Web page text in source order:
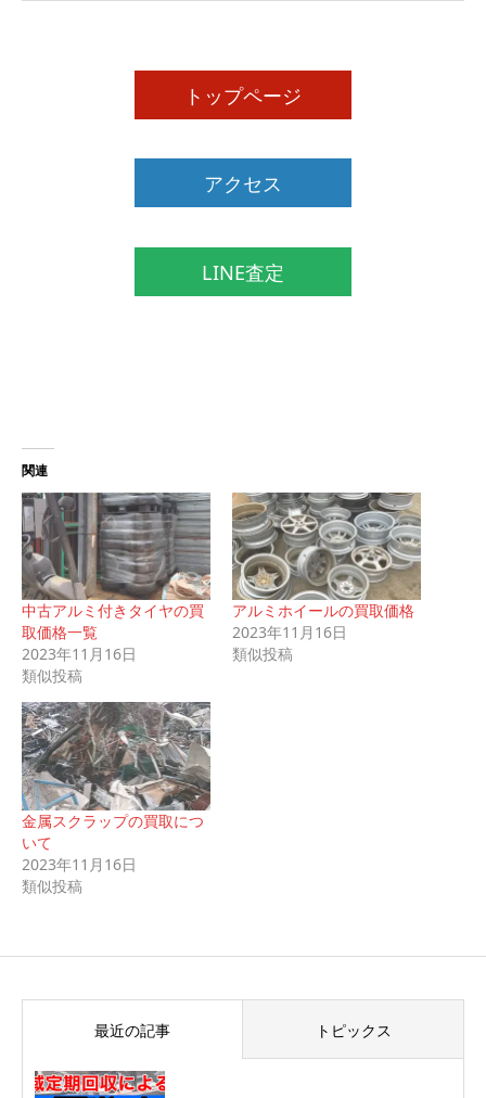
トップページ
アクセス
LINE査定
関連
中古アルミ付きタイヤの買
取価格一覧
2023年11月16日
類似投稿
アルミホイールの買取価格
2023年11月16日
類似投稿
金属スクラップの買取につ
いて
2023年11月16日
類似投稿
最近の記事 トピックス